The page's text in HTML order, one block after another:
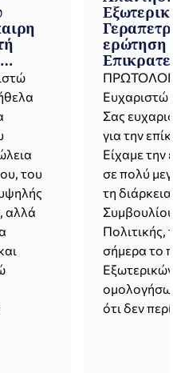
κ.
του
αλλά
ερώτηση
ΠΛΕΥΣΗ
σχετικά
στις
σχέσεις
Ευχαριστώ
Σας
για την
Είχαμε την
σε πολύ
τη
σήμερα το
ομολογήσω
ότι δεν